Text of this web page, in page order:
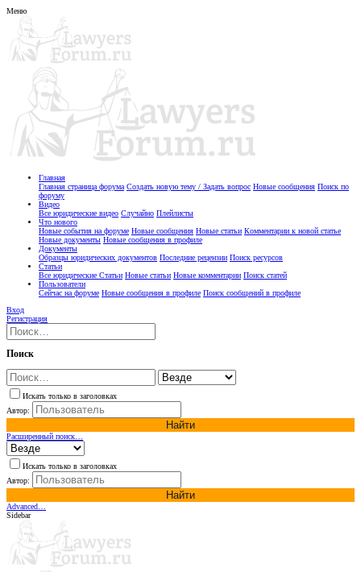
Меню
Главная
Главная страница форума Создать новую тему / Задать вопрос Новые сообщения Поиск по
форуму
Видео
Все юридические видео Случайно Плейлисты
Что нового
Новые события на форуме Новые сообщения Новые статьи Комментарии к новой статье
Новые документы Новые сообщения в профиле
Документы
Образцы юридических документов Последние рецензии Поиск ресурсов
Статьи
Все юридические Статьи Новые статьи Новые комментарии Поиск статей
Пользователи
Сейчас на форуме Новые сообщения в профиле Поиск сообщений в профиле
Вход
Регистрация
Поиск
Искать только в заголовках
Автор:
Найти
Расширенный поиск…
Искать только в заголовках
Автор:
Найти
Advanced…
Sidebar